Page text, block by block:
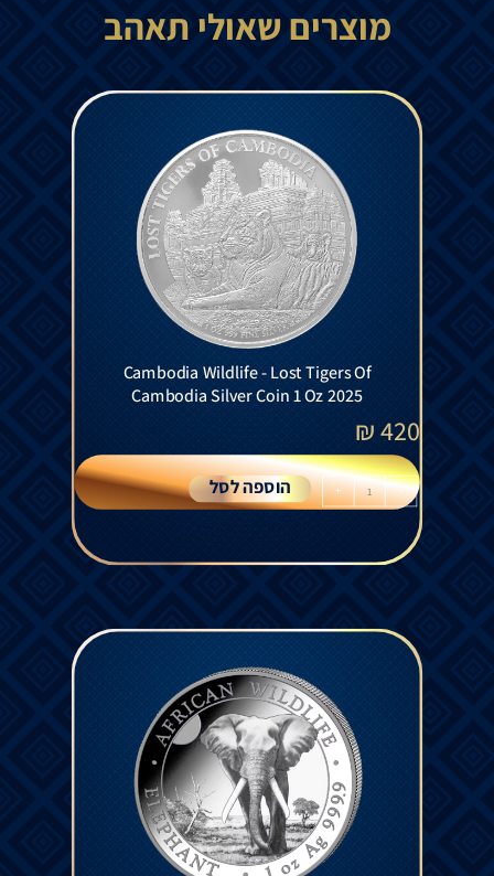
מוצרים שאולי תאהב
Cambodia Wildlife - Lost Tigers Of
Cambodia Silver Coin 1 Oz 2025
420
₪
-
+ הוספה לסל